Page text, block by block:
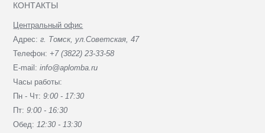
КОНТАКТЫ
Центральный офис
Адрес:г. Томск, ул.Советская, 47
Телефон: +7 (3822) 23-33-58
E-mail:info@aplomba.ru
Часы работы:
Пн - Чт:9:00 - 17:30
Пт:9:00 - 16:30
Обед:12:30 - 13:30